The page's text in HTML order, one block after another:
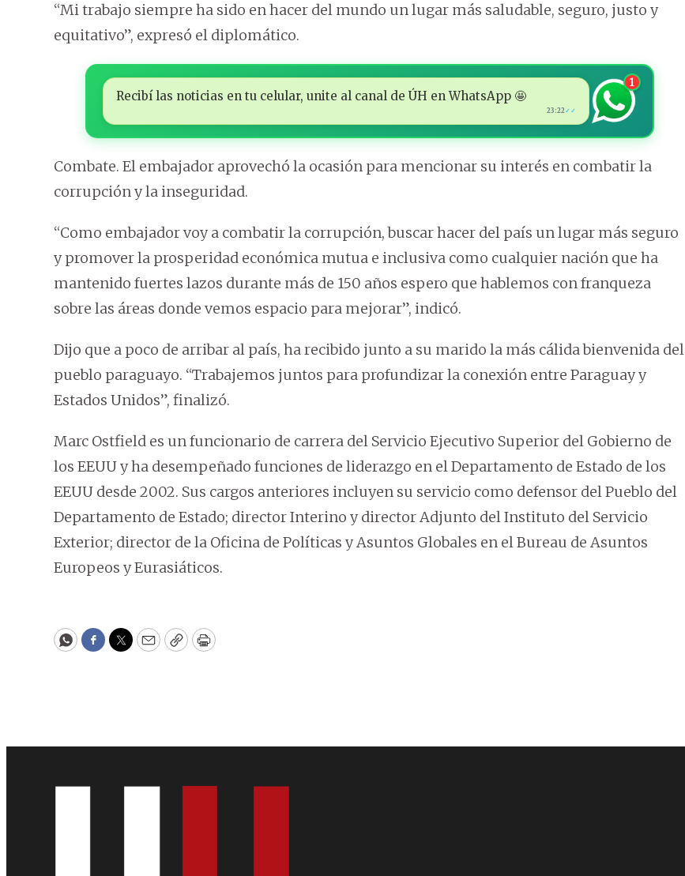
“Mi trabajo siempre ha sido en hacer del mundo un lugar más saludable, seguro, justo y
equitativo”, expresó el diplomático.
Recibí las noticias en tu celular, unite al canal de ÚH en WhatsApp 🤩
23:22✓✓
1
Combate. El embajador aprovechó la ocasión para mencionar su interés en combatir la
corrupción y la inseguridad.
“Como embajador voy a combatir la corrupción, buscar hacer del país un lugar más seguro
y promover la prosperidad económica mutua e inclusiva como cualquier nación que ha
mantenido fuertes lazos durante más de 150 años espero que hablemos con franqueza
sobre las áreas donde vemos espacio para mejorar”, indicó.
Dijo que a poco de arribar al país, ha recibido junto a su marido la más cálida bienvenida del
pueblo paraguayo. “Trabajemos juntos para profundizar la conexión entre Paraguay y
Estados Unidos”, finalizó.
Marc Ostfield es un funcionario de carrera del Servicio Ejecutivo Superior del Gobierno de
los EEUU y ha desempeñado funciones de liderazgo en el Departamento de Estado de los
EEUU desde 2002. Sus cargos anteriores incluyen su servicio como defensor del Pueblo del
Departamento de Estado; director Interino y director Adjunto del Instituto del Servicio
Exterior; director de la Oficina de Políticas y Asuntos Globales en el Bureau de Asuntos
Europeos y Eurasiáticos.
WhatsApp
Facebook
Twitter
EmailCopyPrint